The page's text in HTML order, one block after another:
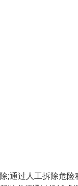
;通过人工拆除危